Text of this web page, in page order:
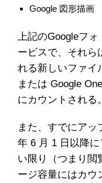
Google 図形描画
上記のGoogleフ
ービスで、それら
れる新しいファイ
または Google
にカウントされる。
また、すでにアッ
年 6 月 1 日以降
い限り（つまり閲
ージ容量にはカウ